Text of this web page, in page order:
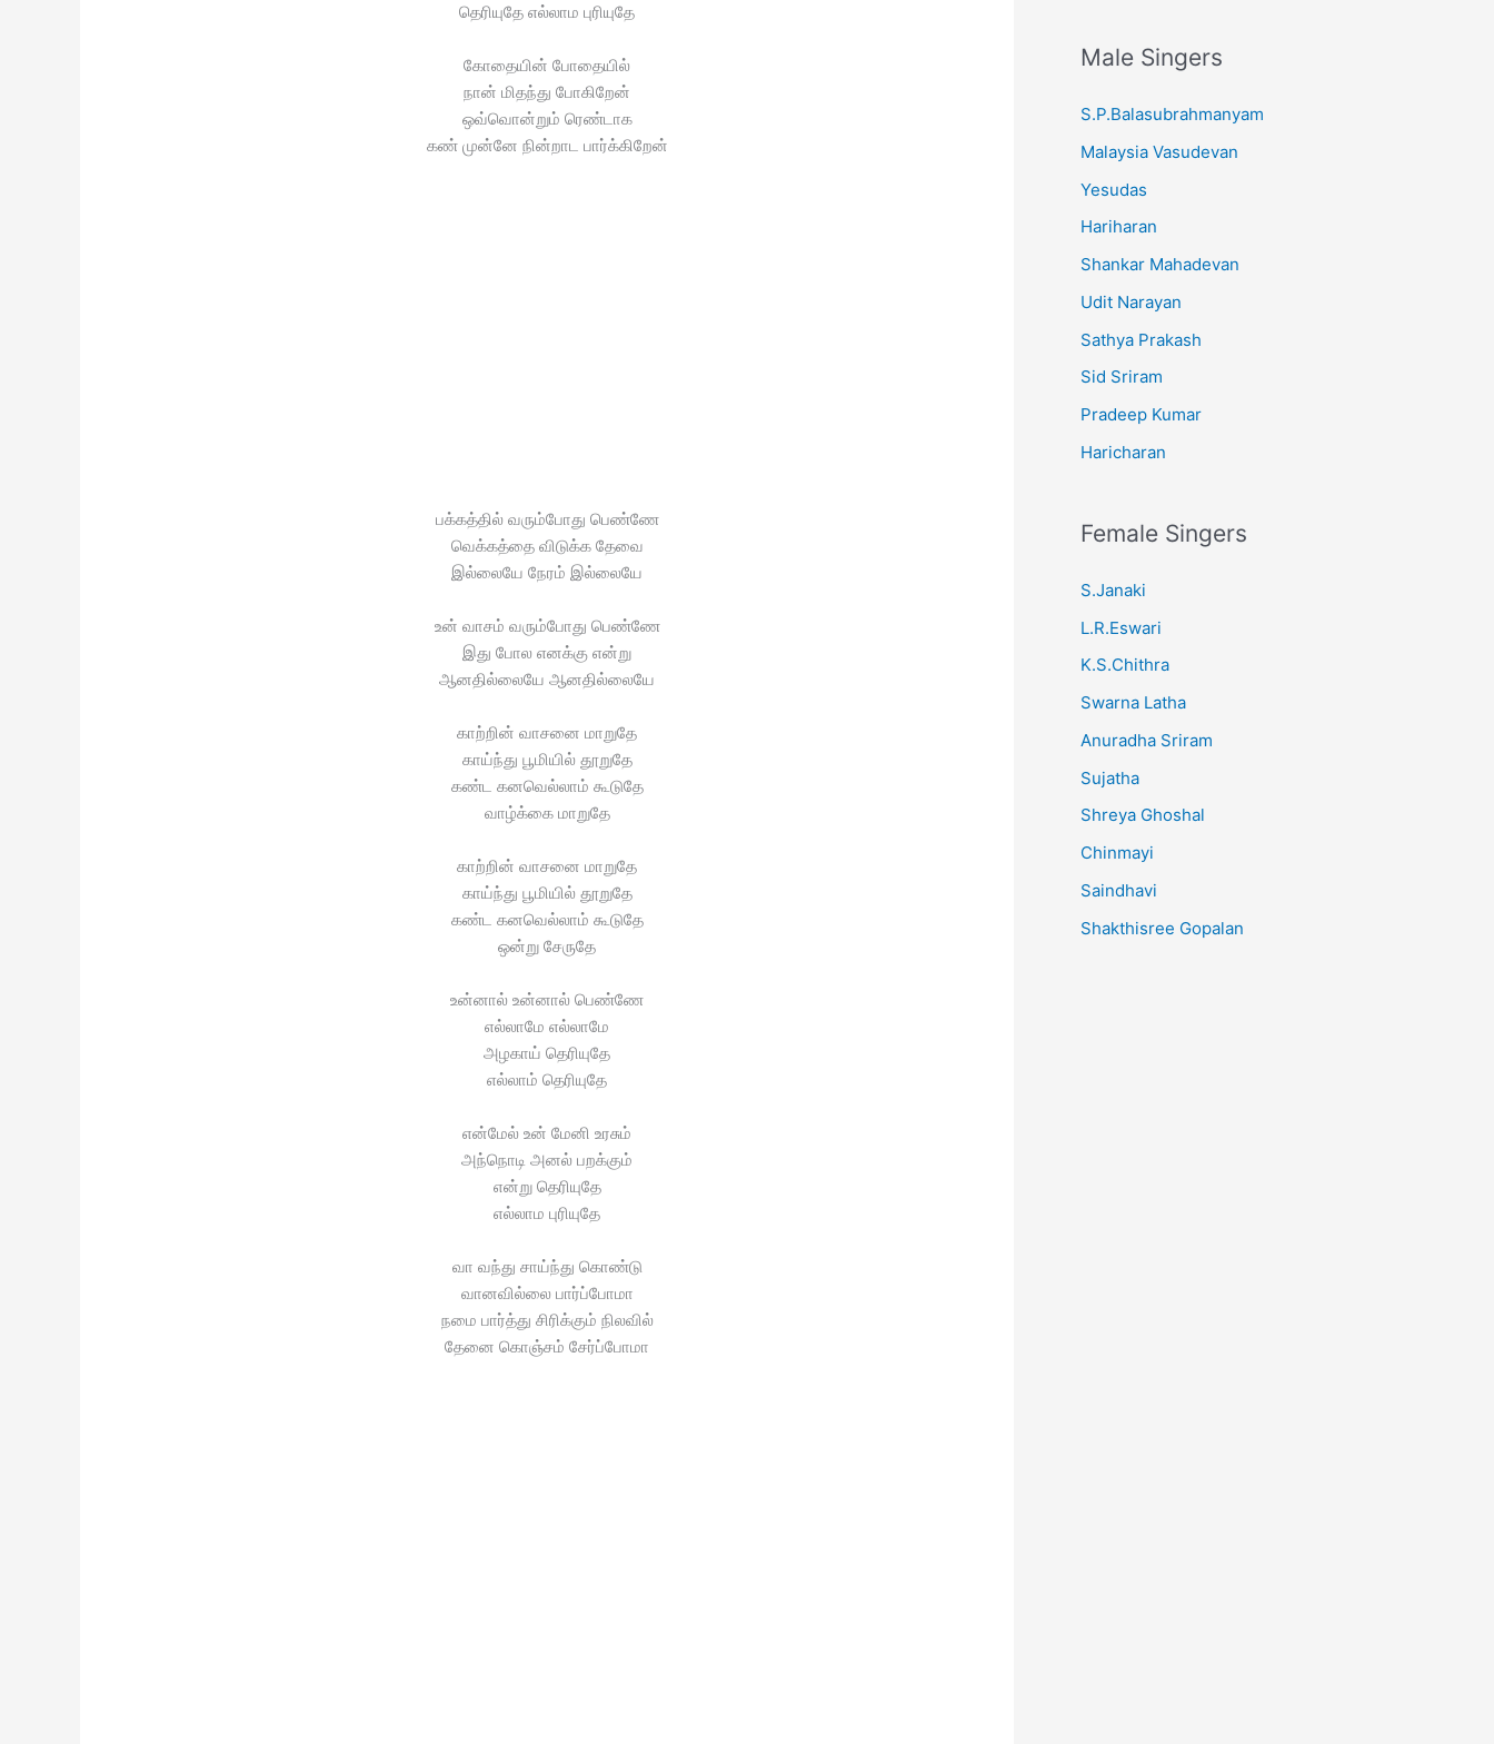
தெரியுதே எல்லாம புரியுதே
கோதையின் போதையில்
நான் மிதந்து போகிறேன்
ஒவ்வொன்றும் ரெண்டாக
கண் முன்னே நின்றாட பார்க்கிறேன்
பக்கத்தில் வரும்போது பெண்ணே
வெக்கத்தை விடுக்க தேவை
இல்லையே நேரம் இல்லையே
உன் வாசம் வரும்போது பெண்ணே
இது போல எனக்கு என்று
ஆனதில்லையே ஆனதில்லையே
காற்றின் வாசனை மாறுதே
காய்ந்து பூமியில் தூறுதே
கண்ட கனவெல்லாம் கூடுதே
வாழ்க்கை மாறுதே
காற்றின் வாசனை மாறுதே
காய்ந்து பூமியில் தூறுதே
கண்ட கனவெல்லாம் கூடுதே
ஒன்று சேருதே
உன்னால் உன்னால் பெண்ணே
எல்லாமே எல்லாமே
அழகாய் தெரியுதே
எல்லாம் தெரியுதே
என்மேல் உன் மேனி உரசும்
அந்நொடி அனல் பறக்கும்
என்று தெரியுதே
எல்லாம புரியுதே
வா வந்து சாய்ந்து கொண்டு
வானவில்லை பார்ப்போமா
நமை பார்த்து சிரிக்கும் நிலவில்
தேனை கொஞ்சம் சேர்ப்போமா
Male Singers
S.P.Balasubrahmanyam
Malaysia Vasudevan
Yesudas
Hariharan
Shankar Mahadevan
Udit Narayan
Sathya Prakash
Sid Sriram
Pradeep Kumar
Haricharan
Female Singers
S.Janaki
L.R.Eswari
K.S.Chithra
Swarna Latha
Anuradha Sriram
Sujatha
Shreya Ghoshal
Chinmayi
Saindhavi
Shakthisree Gopalan